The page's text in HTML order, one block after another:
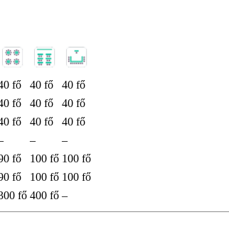
fő 40 fő
40 fő
fő 40 fő
40 fő
fő 40 fő
40 fő
–
–
fő 100 fő 100 fő
fő 100 fő 100 fő
fő 400 fő –